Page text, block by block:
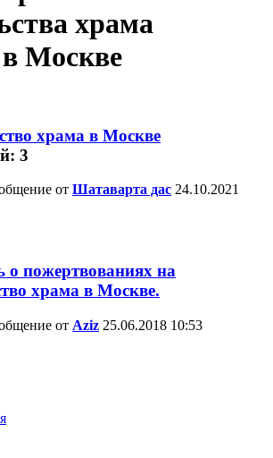
храма
Москве
храма в Москве
от Шатаварта дас 24.10.2021
о пожертвованиях на
храма в Москве.
от Aziz 25.06.2018 10:53